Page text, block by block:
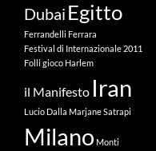
Dubai Egitto
Ferrandelli Ferrara
Festival di Internazionale 2011
Folli gioco Harlem
il Manifesto Iran
Lucio Dalla Marjane Satrapi
Milano Monti